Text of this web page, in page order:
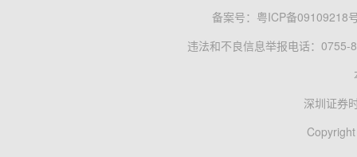
备案号： 粤ICP备09109218
违法和不良信息举报电话：0755-
深圳证券